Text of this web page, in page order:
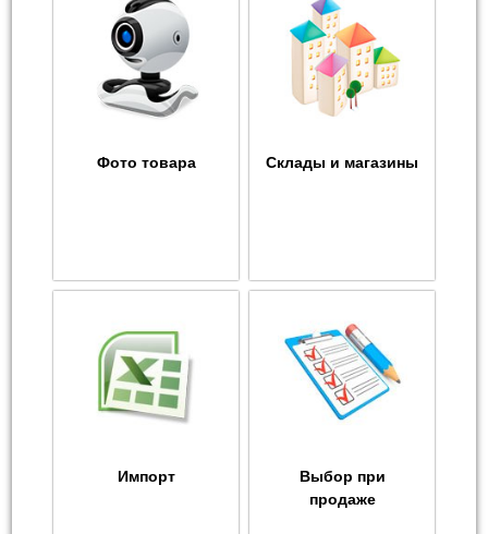
Фото товара Склады и магазины
Импорт
Выбор при
продаже